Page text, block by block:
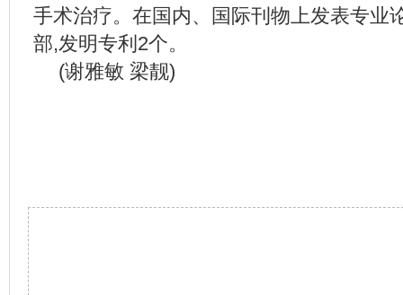
手术治疗。在国内、国际刊物上发表专业
部,发明专利2个。
(谢雅敏 梁靓)